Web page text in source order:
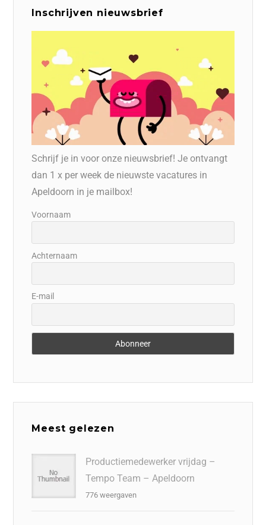
Inschrijven nieuwsbrief
Schrijf je in voor onze nieuwsbrief! Je ontvangt
dan 1 x per week de nieuwste vacatures in
Apeldoorn in je mailbox!
Voornaam
Achternaam
E-mail
Meest gelezen
Productiemedewerker vrijdag –
Tempo Team – Apeldoorn
776 weergaven